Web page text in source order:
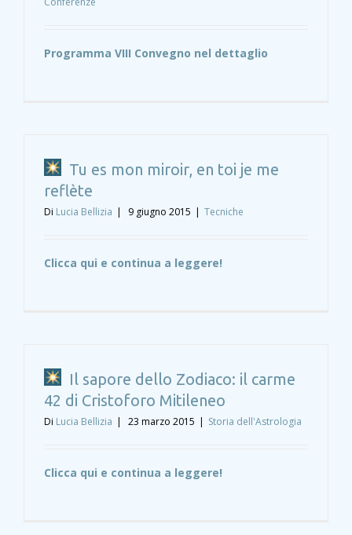
Programma VIII Convegno nel dettaglio
Tu es mon miroir, en toi je me
reflète
Di Lucia Bellizia | 9 giugno 2015 | Tecniche
Clicca qui e continua a leggere!
Il sapore dello Zodiaco: il carme
42 di Cristoforo Mitileneo
Di Lucia Bellizia | 23 marzo 2015 | Storia dell'Astrologia
Clicca qui e continua a leggere!